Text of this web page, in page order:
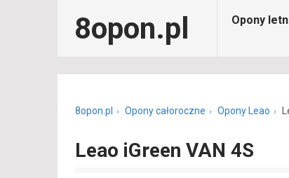
8opon.pl Opony
8opon.pl Opony całoroczne Opony Leao
Leao iGreen VAN 4S